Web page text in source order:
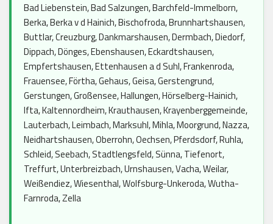
Bad Liebenstein, Bad Salzungen, Barchfeld-Immelborn,
Berka, Berka v d Hainich, Bischofroda, Brunnhartshausen,
Buttlar, Creuzburg, Dankmarshausen, Dermbach, Diedorf,
Dippach, Dönges, Ebenshausen, Eckardtshausen,
Empfertshausen, Ettenhausen a d Suhl, Frankenroda,
Frauensee, Förtha, Gehaus, Geisa, Gerstengrund,
Gerstungen, Großensee, Hallungen, Hörselberg-Hainich,
Ifta, Kaltennordheim, Krauthausen, Krayenberggemeinde,
Lauterbach, Leimbach, Marksuhl, Mihla, Moorgrund, Nazza,
Neidhartshausen, Oberrohn, Oechsen, Pferdsdorf, Ruhla,
Schleid, Seebach, Stadtlengsfeld, Sünna, Tiefenort,
Treffurt, Unterbreizbach, Urnshausen, Vacha, Weilar,
Weißendiez, Wiesenthal, Wolfsburg-Unkeroda, Wutha-
Farnroda, Zella